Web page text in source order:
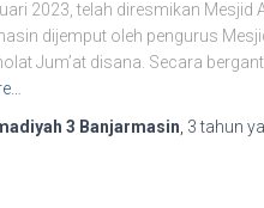
2023, telah diresmikan
dijemput oleh pengurus
Jum’at disana. Secara
3 Banjarmasin 3 tahun